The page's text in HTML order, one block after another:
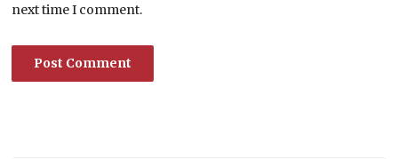
next time I comment.